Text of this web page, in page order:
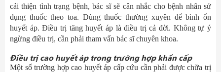
cải thiện tình trạng bệnh, bác sĩ sẽ cân nhắc cho bệnh nhân sử
dụng thuốc theo toa. Dùng thuốc thường xuyên để bình ổn
huyết áp. Điều trị tăng huyết áp là điều trị cả đời. Không tự ý
ngừng điều trị, cần phải tham vấn bác sĩ chuyên khoa.
Điều trị cao huyết áp trong trường hợp khẩn cấp
Một số trường hợp cao huyết áp cấp cứu cần phải được chữa trị